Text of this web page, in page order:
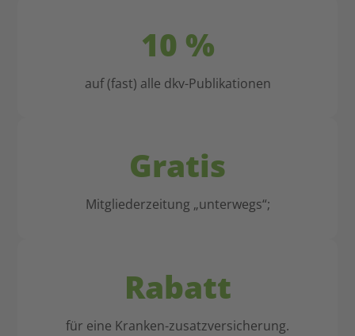
10 %
auf (fast) alle dkv-Publikationen
Gratis
Mitgliederzeitung „unterwegs“;
Rabatt
für eine Kranken-zusatzversicherung.